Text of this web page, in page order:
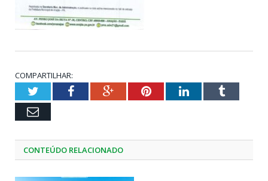
COMPARTILHAR:
TwitterFacebookGoogle+PinterestLinkedInTumblr
Email
CONTEÚDO RELACIONADO